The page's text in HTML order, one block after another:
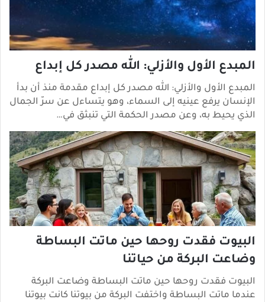
المبدع الأول والأزلي: الله مصدر كل إبداع
المبدع الأول والأزلي: الله مصدر كل إبداع مقدمة منذ أن بدأ
الإنسان يرفع عينيه إلى السماء، وهو يتساءل عن سرّ الجمال
الذي يحيط به، وعن مصدر الحكمة التي تنبثق في…
البيوت فقدت روحها حين ماتت البساطة
وضاعت البركة من حياتنا
البيوت فقدت روحها حين ماتت البساطة وضاعت البركة
عندما ماتت البساطة واختفت البركة من بيوتنا كانت بيوتنا